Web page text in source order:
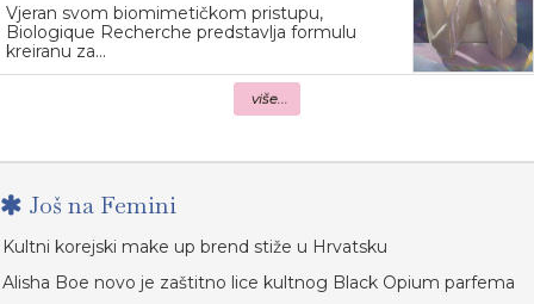
Vjeran svom biomimetičkom pristupu,
Biologique Recherche predstavlja formulu
kreiranu za...
više...
Još na Femini
Kultni korejski make up brend stiže u Hrvatsku
Alisha Boe novo je zaštitno lice kultnog Black Opium parfema